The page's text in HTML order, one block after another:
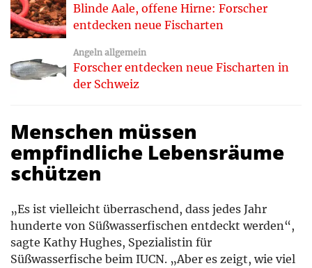
Blinde Aale, offene Hirne: Forscher
entdecken neue Fischarten
Angeln allgemein
Forscher entdecken neue Fischarten in
der Schweiz
Menschen müssen
empfindliche Lebensräume
schützen
„Es ist vielleicht überraschend, dass jedes Jahr
hunderte von Süßwasserfischen entdeckt werden“,
sagte Kathy Hughes, Spezialistin für
Süßwasserfische beim IUCN. „Aber es zeigt, wie viel